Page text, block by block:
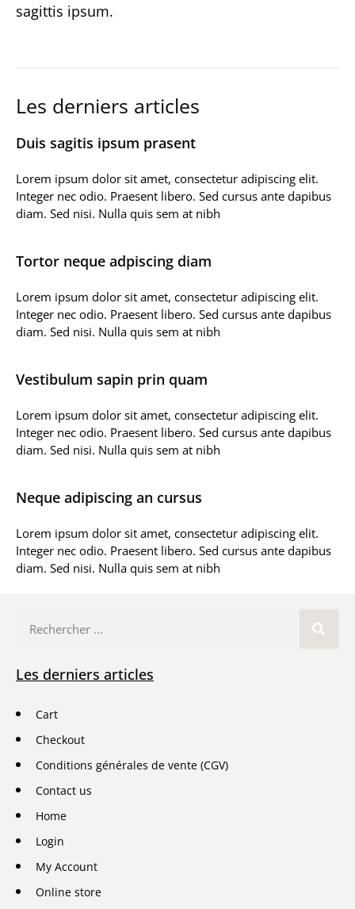
sagittis ipsum.
Les derniers articles
Duis sagitis ipsum prasent
Lorem ipsum dolor sit amet, consectetur adipiscing elit.
Integer nec odio. Praesent libero. Sed cursus ante dapibus
diam. Sed nisi. Nulla quis sem at nibh
Tortor neque adpiscing diam
Lorem ipsum dolor sit amet, consectetur adipiscing elit.
Integer nec odio. Praesent libero. Sed cursus ante dapibus
diam. Sed nisi. Nulla quis sem at nibh
Vestibulum sapin prin quam
Lorem ipsum dolor sit amet, consectetur adipiscing elit.
Integer nec odio. Praesent libero. Sed cursus ante dapibus
diam. Sed nisi. Nulla quis sem at nibh
Neque adipiscing an cursus
Lorem ipsum dolor sit amet, consectetur adipiscing elit.
Integer nec odio. Praesent libero. Sed cursus ante dapibus
diam. Sed nisi. Nulla quis sem at nibh
Les derniers articles
Cart
Checkout
Conditions générales de vente (CGV)
Contact us
Home
Login
My Account
Online store